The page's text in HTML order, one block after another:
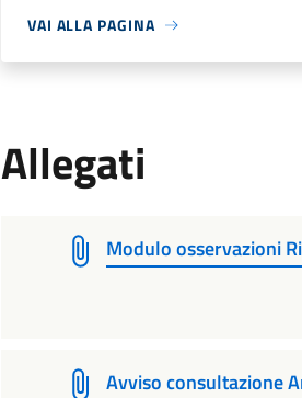
VAI ALLA PAGINA
Allegati
Modulo osservazioni
Avviso consultazione